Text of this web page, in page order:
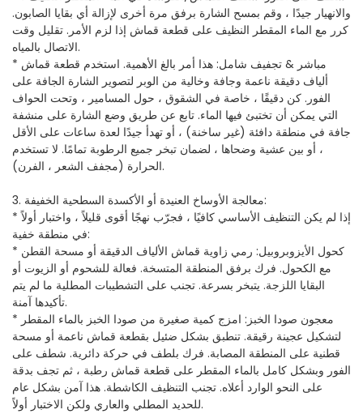
والانهيار جيدًا ، وقم بمسح الشارة برفق مرة أخرى لإزالة أي بقايا الصابون.
كرر مع الماء المقطر النظيف على قطعة قماش إذا لزم الأمر. تقليل وقت
الاتصال بالمياه.
* مباشر & تجفيف شامل: هذا أمر بالغ الأهمية. استخدم قطعة قماش
ألياف دقيقة ناعمة وجافة وخالية من الوبر لتصوير الشارة الجافة على
الفور. كن دقيقًا ، خاصة في الشقوق ، حول المسامير ، وتحت الحواف
التي يمكن أن تختبئ فيها الماء. تابع عن طريق وضع الشارة على منشفة
جافة في منطقة دافئة (غير ساخنة) ، أو تهدأ جيدًا لعدة ساعات على الأقل
، أو بين عشية وضحاها ، لضمان تبخر جميع الرطوبة تمامًا. لا تستخدم
الحرارة (مجفف الشعر ، الفرن).
3. معالجة الأوساخ العنيدة أو الأكسدة السطحية الخفيفة:
* إذا لم يكن التنظيف الأساسي كافيًا ، فجرّب نهجًا أقوى قليلاً ، واختبار أولاً
في منطقة خفية:
* كحول الأيزوبروبيل: رمي زاوية قماش الألياف الدقيقة أو مسحة القطن
مع الكحول. فرك برفق المنطقة المتسخة. فعالة للشحوم أو الزيوت أو
البقايا اللزجة. يتبخر بسرعة. تجنب على التشطيبات المطلية ما لم يتم
تأكيدها آمنة.
* معجون صودا الخبز: امزج كمية صغيرة من صودا الخبز بالماء المقطر
لتشكيل عجينة رقيقة. تنطبق بشكل ضئيل بقطعة قماش ناعمة أو مسحة
قطنية على المنطقة المصابة. فرك بلطف في حركة دائرية. شطف على
الفور وبشكل كامل بالماء المقطر على قطعة قماش رطبة ، ثم تجف بدقة
على النحو الوارد أعلاه. تجنب التنظيف الكاشطة. هذا آمن بشكل عام
للحديد المطلي والعاري ولكن الاختبار أولاً.